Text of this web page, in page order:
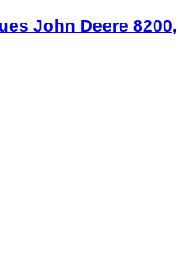
John Deere 8200,